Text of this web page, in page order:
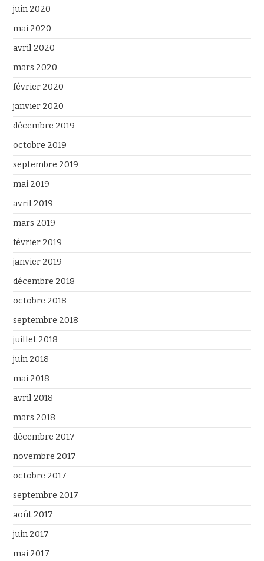
juin 2020
mai 2020
avril 2020
mars 2020
février 2020
janvier 2020
décembre 2019
octobre 2019
septembre 2019
mai 2019
avril 2019
mars 2019
février 2019
janvier 2019
décembre 2018
octobre 2018
septembre 2018
juillet 2018
juin 2018
mai 2018
avril 2018
mars 2018
décembre 2017
novembre 2017
octobre 2017
septembre 2017
août 2017
juin 2017
mai 2017